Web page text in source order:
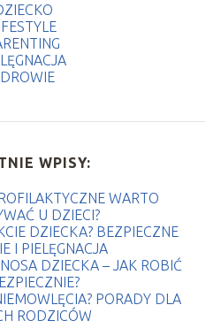
WPISY:
WARTO
U DZIECI?
DZIECKA? BEZPIECZNE
I PIELĘGNACJA
DZIECKA – JAK ROBIĆ
PORADY DLA
RODZICÓW